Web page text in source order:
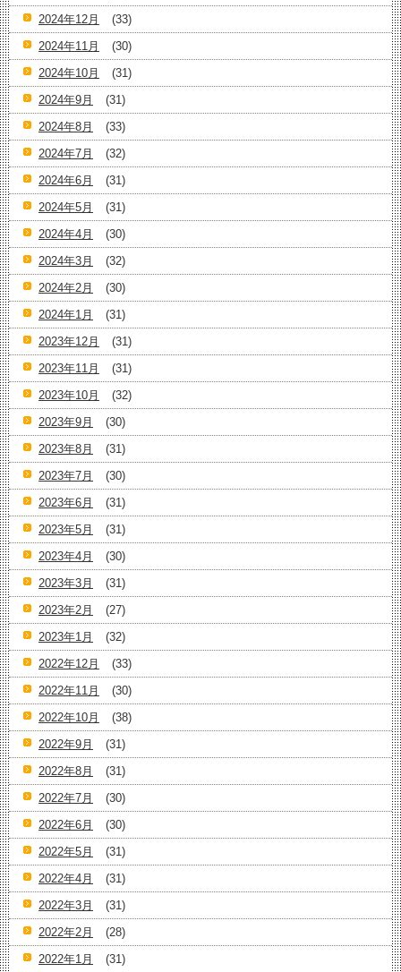
2024年12月
(33)
2024年11月
(30)
2024年10月
(31)
2024年9月
(31)
2024年8月
(33)
2024年7月
(32)
2024年6月
(31)
2024年5月
(31)
2024年4月
(30)
2024年3月
(32)
2024年2月
(30)
2024年1月
(31)
2023年12月
(31)
2023年11月
(31)
2023年10月
(32)
2023年9月
(30)
2023年8月
(31)
2023年7月
(30)
2023年6月
(31)
2023年5月
(31)
2023年4月
(30)
2023年3月
(31)
2023年2月
(27)
2023年1月
(32)
2022年12月
(33)
2022年11月
(30)
2022年10月
(38)
2022年9月
(31)
2022年8月
(31)
2022年7月
(30)
2022年6月
(30)
2022年5月
(31)
2022年4月
(31)
2022年3月
(31)
2022年2月
(28)
2022年1月
(31)